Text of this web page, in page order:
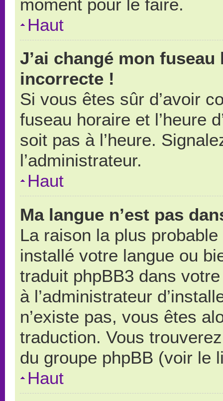
moment pour le faire.
Haut
J’ai changé mon
incorrecte !
Si vous êtes sûr d’avoir
fuseau horaire et l’heure
soit pas à l’heure.
l’administrateur.
Haut
Ma langue n’est pas
La raison la plus probable
installé votre langue ou
traduit phpBB3 dans
à l’administrateur
n’existe pas, vous êtes
traduction. Vous
du groupe phpBB (voir le
Haut